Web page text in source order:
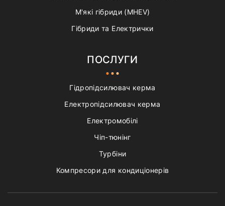
М'які гібриди (MHEV)
Гібриди та Електрички
ПОСЛУГИ
Гідропідсилювач керма
Електропідсилювач керма
Електромобілі
Чіп-тюнінг
Турбіни
Компресори для кондиціонерів